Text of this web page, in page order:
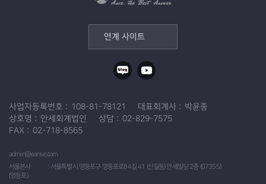
연계 사이트
사업자등록번호 108-81-78121 대표회계사
박윤종
상호명
안세회계법인 상담
02-829-7575
FAX
02-718-8565
admin@eanse.com
서울본사
(영등포)
서울특별시 영등포구 영등포로84길 41 (신길동) 안세빌딩 2층 (07355)